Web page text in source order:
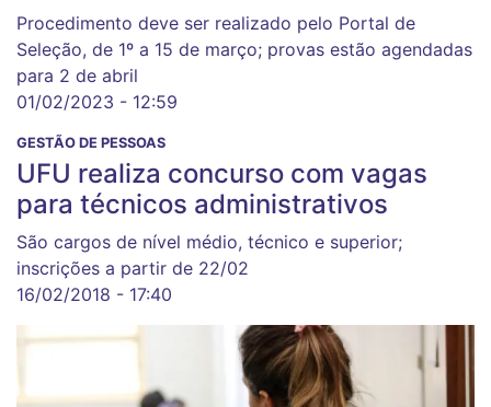
Procedimento deve ser realizado pelo Portal de
Seleção, de 1º a 15 de março; provas estão agendadas
para 2 de abril
01/02/2023 - 12:59
GESTÃO DE PESSOAS
UFU realiza concurso com vagas
para técnicos administrativos
São cargos de nível médio, técnico e superior;
inscrições a partir de 22/02
16/02/2018 - 17:40